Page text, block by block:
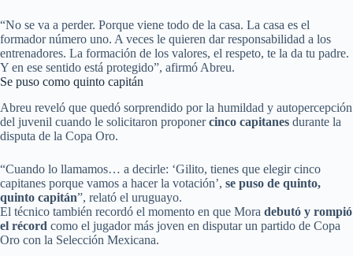
“No se va a perder. Porque viene todo de la casa. La casa es el
formador número uno. A veces le quieren dar responsabilidad a los
entrenadores. La formación de los valores, el respeto, te la da tu padre.
Y en ese sentido está protegido”, afirmó Abreu.
Se puso como quinto capitán
Abreu reveló que quedó sorprendido por la humildad y autopercepción
del juvenil cuando le solicitaron proponercinco capitanes durante la
disputa de la Copa Oro.
“Cuando lo llamamos… a decirle: ‘Gilito, tienes que elegir cinco
capitanes porque vamos a hacer la votación’, se puso de quinto,
quinto capitán”, relató el uruguayo.
El técnico también recordó el momento en que Mora debutó y rompió
el récord como el jugador más joven en disputar un partido de Copa
Oro con la Selección Mexicana.